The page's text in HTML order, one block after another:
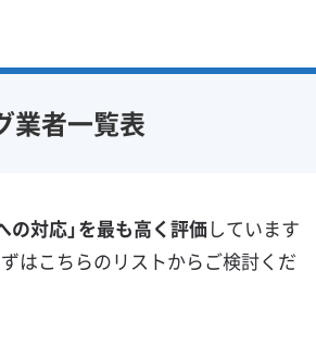
定額料金 複数台割引
初回割引
即日対応可能
24時間対応
防汚コーティング
業者一覧表
の対応」を最も高く評価しています
はこちらのリストからご検討くだ